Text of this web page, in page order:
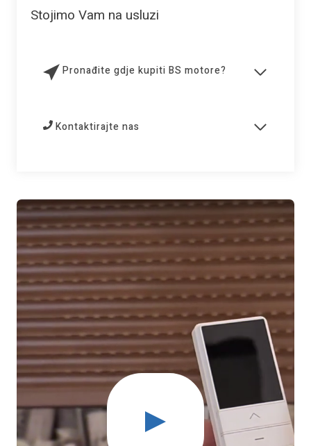
Stojimo Vam na usluzi
Pronađite gdje kupiti BS motore?
Kontaktirajte nas